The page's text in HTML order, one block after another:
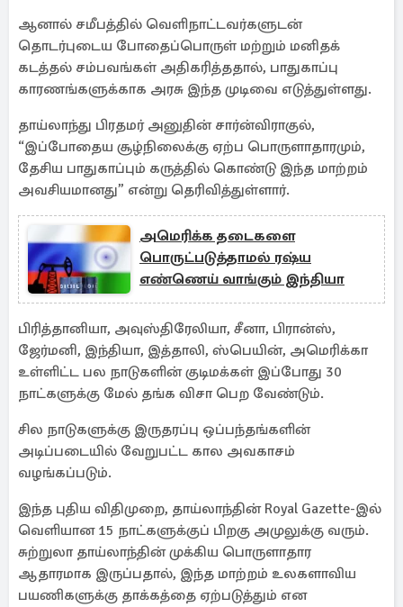
ஆனால் சமீபத்தில் வெளிநாட்டவர்களுடன்
தொடர்புடைய போதைப்பொருள் மற்றும் மனிதக்
கடத்தல் சம்பவங்கள் அதிகரித்ததால், பாதுகாப்பு
காரணங்களுக்காக அரசு இந்த முடிவை எடுத்துள்ளது.
தாய்லாந்து பிரதமர் அனுதின் சார்ன்விராகுல்,
“இப்போதைய சூழ்நிலைக்கு ஏற்ப பொருளாதாரமும்,
தேசிய பாதுகாப்பும் கருத்தில் கொண்டு இந்த மாற்றம்
அவசியமானது” என்று தெரிவித்துள்ளார்.
அமெரிக்க தடைகளை
பொருட்படுத்தாமல் ரஷ்ய
எண்ணெய் வாங்கும் இந்தியா
பிரித்தானியா, அவுஸ்திரேலியா, சீனா, பிரான்ஸ்,
ஜேர்மனி, இந்தியா, இத்தாலி, ஸ்பெயின், அமெரிக்கா
உள்ளிட்ட பல நாடுகளின் குடிமக்கள் இப்போது 30
நாட்களுக்கு மேல் தங்க விசா பெற வேண்டும்.
சில நாடுகளுக்கு இருதரப்பு ஒப்பந்தங்களின்
அடிப்படையில் வேறுபட்ட கால அவகாசம்
வழங்கப்படும்.
இந்த புதிய விதிமுறை, தாய்லாந்தின் Royal Gazette-இல்
வெளியான 15 நாட்களுக்குப் பிறகு அமுலுக்கு வரும்.
சுற்றுலா தாய்லாந்தின் முக்கிய பொருளாதார
ஆதாரமாக இருப்பதால், இந்த மாற்றம் உலகளாவிய
பயணிகளுக்கு தாக்கத்தை ஏற்படுத்தும் என